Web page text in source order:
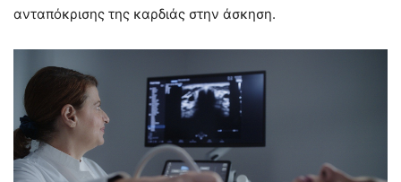
ανταπόκρισης της καρδιάς στην άσκηση.